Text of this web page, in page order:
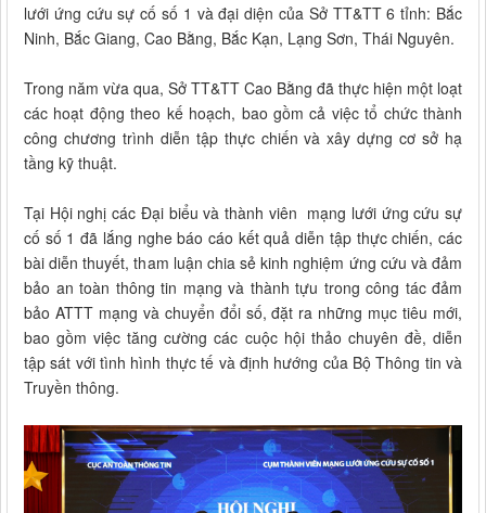
lưới ứng cứu sự cố số 1 và đại diện của Sở TT&TT 6 tỉnh: Bắc
Ninh, Bắc Giang, Cao Bằng, Bắc Kạn, Lạng Sơn, Thái Nguyên.
Trong năm vừa qua, Sở TT&TT Cao Bằng đã thực hiện một loạt
các hoạt động theo kế hoạch, bao gồm cả việc tổ chức thành
công chương trình diễn tập thực chiến và xây dựng cơ sở hạ
tầng kỹ thuật.
Tại Hội nghị các Đại biểu và thành viên mạng lưới ứng cứu sự
cố số 1 đã lắng nghe báo cáo kết quả diễn tập thực chiến, các
bài diễn thuyết, tham luận chia sẻ kinh nghiệm ứng cứu và đảm
bảo an toàn thông tin mạng và thành tựu trong công tác đảm
bảo ATTT mạng và chuyển đổi số, đặt ra những mục tiêu mới,
bao gồm việc tăng cường các cuộc hội thảo chuyên đề, diễn
tập sát với tình hình thực tế và định hướng của Bộ Thông tin và
Truyền thông.